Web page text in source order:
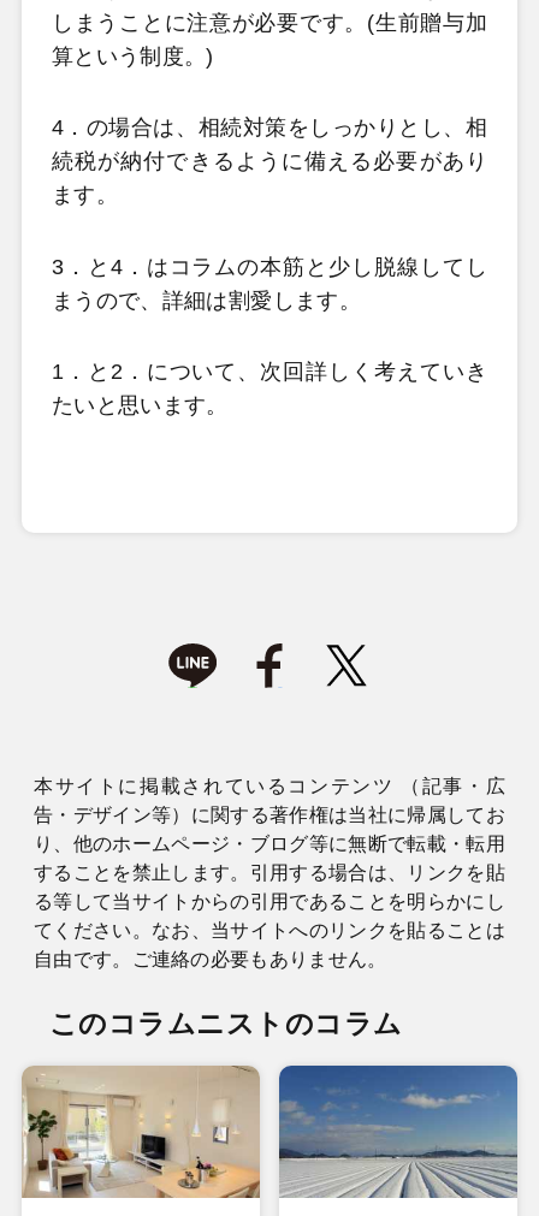
しまうことに注意が必要です。(生前贈与加
算という制度。)
4．の場合は、相続対策をしっかりとし、相
続税が納付できるように備える必要があり
ます。
3．と4．はコラムの本筋と少し脱線してし
まうので、詳細は割愛します。
1．と2．について、次回詳しく考えていき
たいと思います。
本サイトに掲載されているコンテンツ （記事・広
告・デザイン等）に関する著作権は当社に帰属してお
り、他のホームページ・ブログ等に無断で転載・転用
することを禁止します。引用する場合は、リンクを貼
る等して当サイトからの引用であることを明らかにし
てください。なお、当サイトへのリンクを貼ることは
自由です。ご連絡の必要もありません。
このコラムニストのコラム